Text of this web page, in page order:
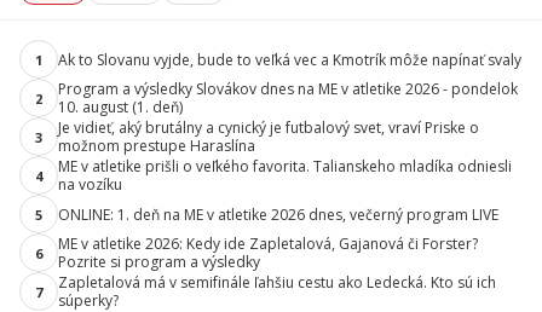
1 Ak to Slovanu vyjde, bude to veľká vec a Kmotrík môže napínať svaly
2
Program a výsledky Slovákov dnes na ME v atletike 2026 - pondelok
10. august (1. deň)
3
Je vidieť, aký brutálny a cynický je futbalový svet, vraví Priske o
možnom prestupe Haraslína
4
ME v atletike prišli o veľkého favorita. Talianskeho mladíka odniesli
na vozíku
5 ONLINE: 1. deň na ME v atletike 2026 dnes, večerný program LIVE
6
ME v atletike 2026: Kedy ide Zapletalová, Gajanová či Forster?
Pozrite si program a výsledky
7
Zapletalová má v semifinále ľahšiu cestu ako Ledecká. Kto sú ich
súperky?